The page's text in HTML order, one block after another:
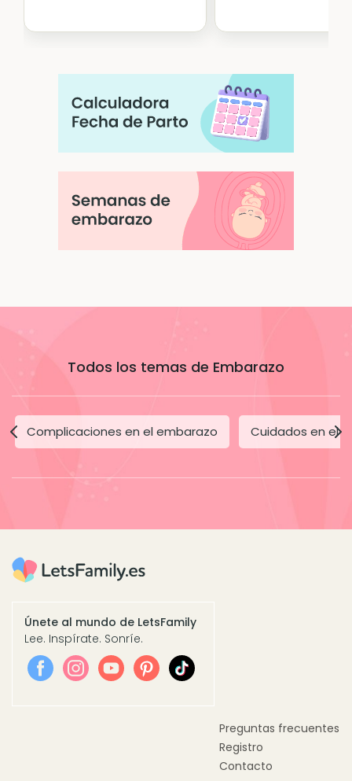
Todos los temas de Embarazo
Complicaciones en el embarazo Cuidados en el
Únete al mundo de LetsFamily
Lee. Inspírate. Sonríe.
Preguntas frecuentes
Registro
Contacto